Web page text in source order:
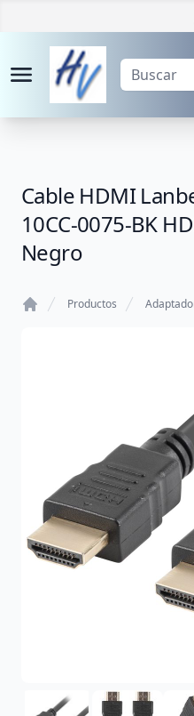
Cable HDMI
10CC-0075-BK
Negro
Productos